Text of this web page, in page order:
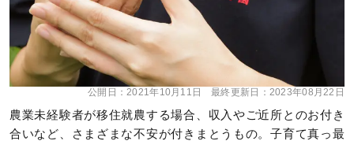
公開日：2021年10月11日 最終更新日： 2023年08月22日
農業未経験者が移住就農する場合、収入やご近所とのお付き
合いなど、さまざまな不安が付きまとうもの。子育て真っ最